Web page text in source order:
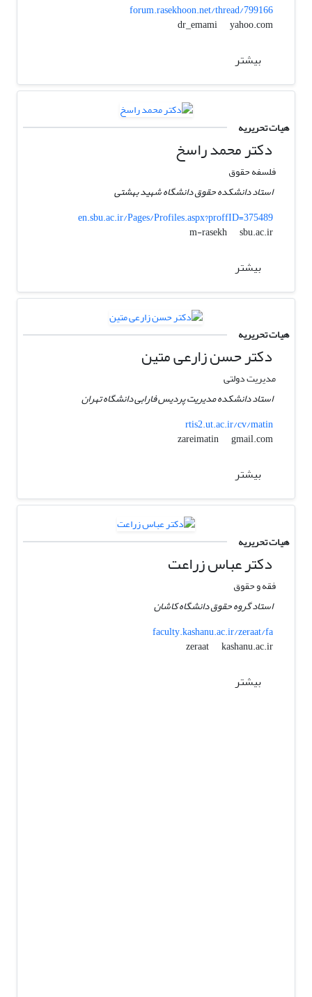
forum.rasekhoon.net/thread/799166
dr_emami
yahoo.com
بیشتر
هیات تحریریه
دکتر محمد راسخ
فلسفه حقوق
استاد دانشکده حقوق دانشگاه شهید بهشتی
en.sbu.ac.ir/Pages/Profiles.aspx?proffID=375489
m-rasekh
sbu.ac.ir
بیشتر
هیات تحریریه
دکتر حسن زارعی متین
مدیریت دولتی
استاد دانشکده مدیریت پردیس فارابی دانشگاه تهران
rtis2.ut.ac.ir/cv/matin
zareimatin
gmail.com
بیشتر
هیات تحریریه
دکتر عباس زراعت
فقه و حقوق
استاد گروه حقوق دانشگاه کاشان
faculty.kashanu.ac.ir/zeraat/fa
zeraat
kashanu.ac.ir
بیشتر